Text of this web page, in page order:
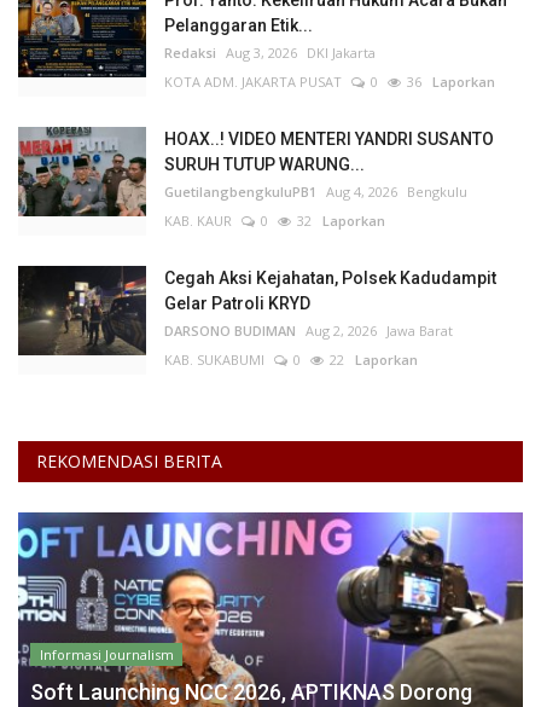
Pelanggaran Etik...
Redaksi Aug 3, 2026 DKI Jakarta
KOTA ADM. JAKARTA PUSAT
0 36 Laporkan
HOAX..! VIDEO MENTERI YANDRI SUSANTO
SURUH TUTUP WARUNG...
GuetilangbengkuluPB1 Aug 4, 2026 Bengkulu
KAB. KAUR
0 32 Laporkan
Cegah Aksi Kejahatan, Polsek Kadudampit
Gelar Patroli KRYD
DARSONO BUDIMAN Aug 2, 2026 Jawa Barat
KAB. SUKABUMI
0 22 Laporkan
REKOMENDASI BERITA
Informasi Journalism
Soft Launching NCC 2026, APTIKNAS Dorong